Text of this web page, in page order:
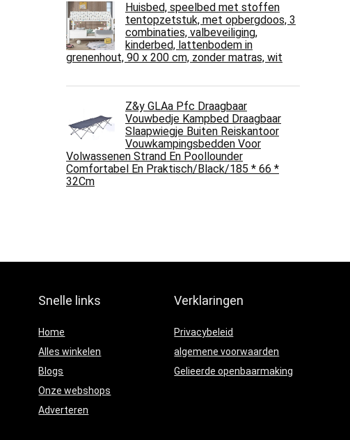
Huisbed, speelbed met stoffen
tentopzetstuk, met opbergdoos, 3
combinaties, valbeveiliging,
kinderbed, lattenbodem in
grenenhout, 90 x 200 cm, zonder matras, wit
Z&y GLAa Pfc Draagbaar
Vouwbedje Kampbed Draagbaar
Slaapwiegje Buiten Reiskantoor
Vouwkampingsbedden Voor
Volwassenen Strand En Poollounder
Comfortabel En Praktisch/Black/185 * 66 *
32Cm
Snelle links
Home
Alles winkelen
Blogs
Onze webshops
Adverteren
Verklaringen
Privacybeleid
algemene voorwaarden
Gelieerde openbaarmaking